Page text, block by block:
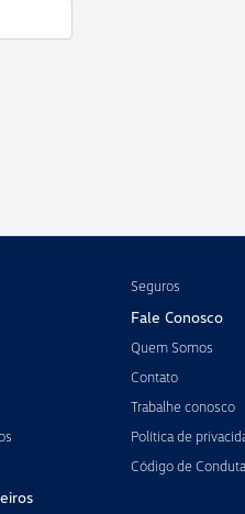
Seguros
Fale Conosco
Quem Somos
Contato
Trabalhe conosco
Política de
Código de Conduta